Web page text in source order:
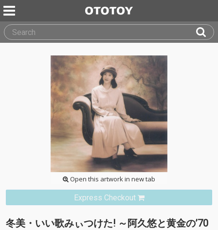
Open this artwork in new tab
Express Checkout
冬美・いい歌みぃつけた! ～阿久悠と黄金の’70